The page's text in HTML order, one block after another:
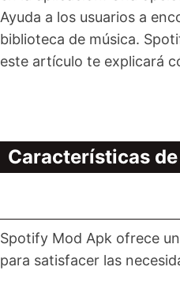
Ayuda a los usuarios a
biblioteca de música.
este artículo te explicará
Características
Spotify Mod Apk ofrece
para satisfacer las